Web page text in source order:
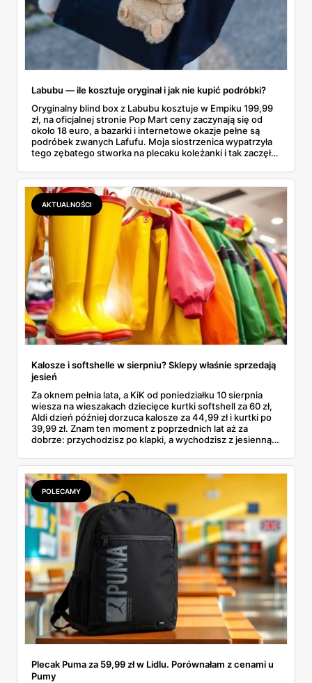
Labubu — ile kosztuje oryginał i jak nie kupić podróbki?
Oryginalny blind box z Labubu kosztuje w Empiku 199,99
zł, na oficjalnej stronie Pop Mart ceny zaczynają się od
około 18 euro, a bazarki i internetowe okazje pełne są
podróbek zwanych Lafufu. Moja siostrzenica wypatrzyła
tego zębatego stworka na plecaku koleżanki i tak zaczęło
kosztuje i po czym poznać, że sprzedawca nie wciska nam
podróbki. Spisałam wszystko, czego się dowiedziałam —
łącznie z jedną wpadką, o której za chwilę.
AKTUALNOŚCI
Kalosze i softshelle w sierpniu? Sklepy właśnie sprzedają
jesień
Za oknem pełnia lata, a KiK od poniedziałku 10 sierpnia
wiesza na wieszakach dziecięce kurtki softshell za 60 zł,
Aldi dzień później dorzuca kalosze za 44,99 zł i kurtki po
39,99 zł. Znam ten moment z poprzednich lat aż za
dobrze: przychodzisz po klapki, a wychodzisz z jesienną
pojawi się w gazetkach w przyszłym tygodniu i czy jest
sens kupować jesień, zanim skończą się wakacje.
POLECAMY
Plecak Puma za 59,99 zł w Lidlu. Porównałam z cenami u
Pumy